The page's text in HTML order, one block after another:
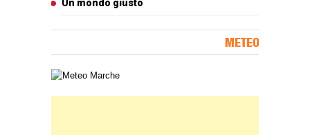
Un mondo giusto
METEO
Carta meteorologica delle Marche